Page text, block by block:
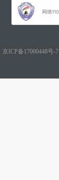
京ICP备17000448号-7